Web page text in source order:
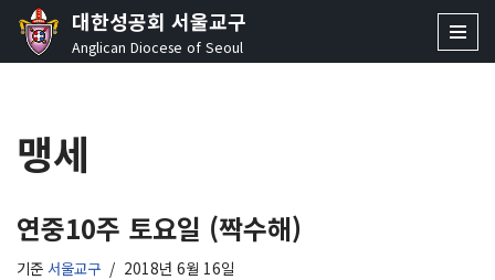
콘
로
건
뛰
기
대한성공회 서울교구
Anglican Diocese of Seoul
맹세
연중10주 토요일 (짝수해)
기준 서울교구 2018년 6월 16일